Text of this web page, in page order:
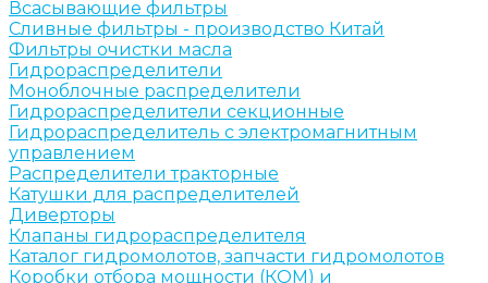
Всасывающие фильтры
Сливные фильтры - производство Китай
Фильтры очистки масла
Гидрораспределители
Моноблочные распределители
Гидрораспределители секционные
Гидрораспределитель с электромагнитным
управлением
Распределители тракторные
Катушки для распределителей
Диверторы
Клапаны гидрораспределителя
Каталог гидромолотов, запчасти гидромолотов
Коробки отбора мощности (КОМ) и